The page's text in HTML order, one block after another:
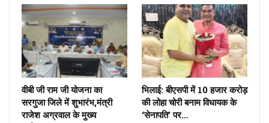
वीबी जी राम जी योजना का
सरगुजा जिले में शुभारंभ,मंत्री
राजेश अग्रवाल के मुख्य
भिलाई: बीएसपी में 10 हजार करोड़
की लोहा चोरी बनाम विधायक के
‘सेनापति’ पर…